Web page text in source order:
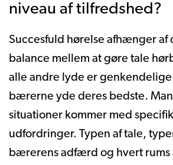
niveau af tilfredshed?
Succesfuld hørelse afhænger af
balance mellem at gøre tale
alle andre lyde er
bærerne yde deres bedste.
situationer kommer med
udfordringer. Typen af tale,
bærerens adfærd og hvert rums